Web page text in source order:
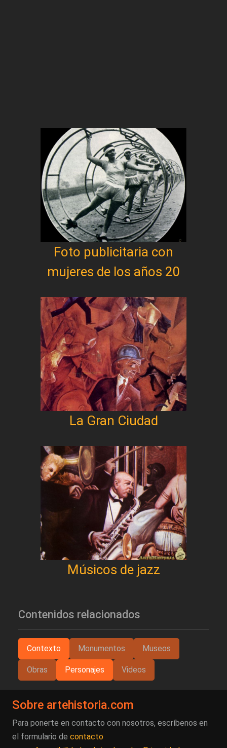
Foto publicitaria con
mujeres de los años 20
La Gran Ciudad
Músicos de jazz
Contenidos relacionados
Contexto Monumentos Museos
Obras Personajes Videos
Sobre artehistoria.com
Para ponerte en contacto con nosotros, escríbenos en
el formulario de contacto